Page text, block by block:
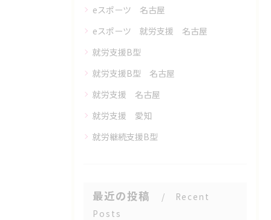
eスポーツ 名古屋
eスポーツ 就労支援 名古屋
就労支援B型
就労支援B型 名古屋
就労支援 名古屋
就労支援 愛知
就労継続支援B型
最近の投稿
Recent
Posts